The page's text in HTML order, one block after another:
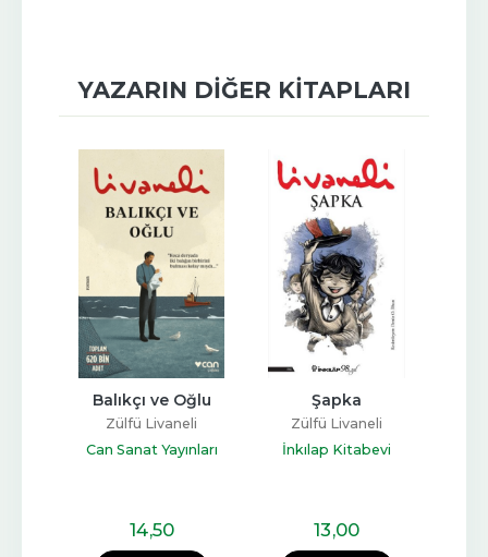
YAZARIN DIĞER KITAPLARI
Balıkçı ve Oğlu
Zülfü Livaneli
Can Sanat Yayınları
14,50
Şapka
Zülfü Livaneli
İnkılap Kitabevi
13,00